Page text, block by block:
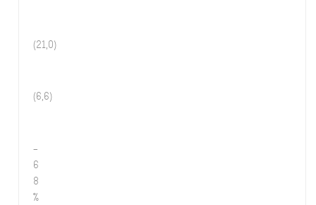
(21,0)
(6,6)
-
6
8
%